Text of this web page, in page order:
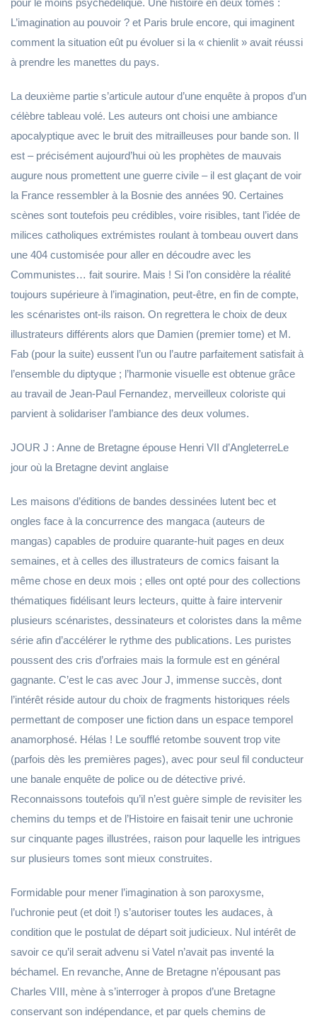
L’imagination au pouvoir ? et Paris brule encore, qui imaginent
comment la situation eût pu évoluer si la « chienlit » avait réussi
à prendre les manettes du pays.
La deuxième partie s’articule autour d’une enquête à propos d’un
célèbre tableau volé. Les auteurs ont choisi une ambiance
apocalyptique avec le bruit des mitrailleuses pour bande son. Il
est – précisément aujourd’hui où les prophètes de mauvais
augure nous promettent une guerre civile – il est glaçant de voir
la France ressembler à la Bosnie des années 90. Certaines
scènes sont toutefois peu crédibles, voire risibles, tant l’idée de
milices catholiques extrémistes roulant à tombeau ouvert dans
une 404 customisée pour aller en découdre avec les
Communistes… fait sourire. Mais ! Si l’on considère la réalité
toujours supérieure à l’imagination, peut-être, en fin de compte,
les scénaristes ont-ils raison. On regrettera le choix de deux
illustrateurs différents alors que Damien (premier tome) et M.
Fab (pour la suite) eussent l’un ou l’autre parfaitement satisfait à
l’ensemble du diptyque ; l’harmonie visuelle est obtenue grâce
au travail de Jean-Paul Fernandez, merveilleux coloriste qui
parvient à solidariser l’ambiance des deux volumes.
JOUR J : Anne de Bretagne épouse Henri VII d’AngleterreLe
jour où la Bretagne devint anglaise
Les maisons d’éditions de bandes dessinées lutent bec et
ongles face à la concurrence des mangaca (auteurs de
mangas) capables de produire quarante-huit pages en deux
semaines, et à celles des illustrateurs de comics faisant la
même chose en deux mois ; elles ont opté pour des collections
thématiques fidélisant leurs lecteurs, quitte à faire intervenir
plusieurs scénaristes, dessinateurs et coloristes dans la même
série afin d’accélérer le rythme des publications. Les puristes
poussent des cris d’orfraies mais la formule est en général
gagnante. C’est le cas avec Jour J, immense succès, dont
l’intérêt réside autour du choix de fragments historiques réels
permettant de composer une fiction dans un espace temporel
anamorphosé. Hélas ! Le soufflé retombe souvent trop vite
(parfois dès les premières pages), avec pour seul fil conducteur
une banale enquête de police ou de détective privé.
Reconnaissons toutefois qu’il n’est guère simple de revisiter les
chemins du temps et de l’Histoire en faisait tenir une uchronie
sur cinquante pages illustrées, raison pour laquelle les intrigues
sur plusieurs tomes sont mieux construites.
Formidable pour mener l’imagination à son paroxysme,
l’uchronie peut (et doit !) s’autoriser toutes les audaces, à
condition que le postulat de départ soit judicieux. Nul intérêt de
savoir ce qu’il serait advenu si Vatel n’avait pas inventé la
béchamel. En revanche, Anne de Bretagne n’épousant pas
Charles VIII, mène à s’interroger à propos d’une Bretagne
conservant son indépendance, et par quels chemins de